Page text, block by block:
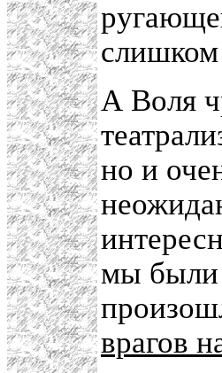
А Воля
но и
мы были
врагов